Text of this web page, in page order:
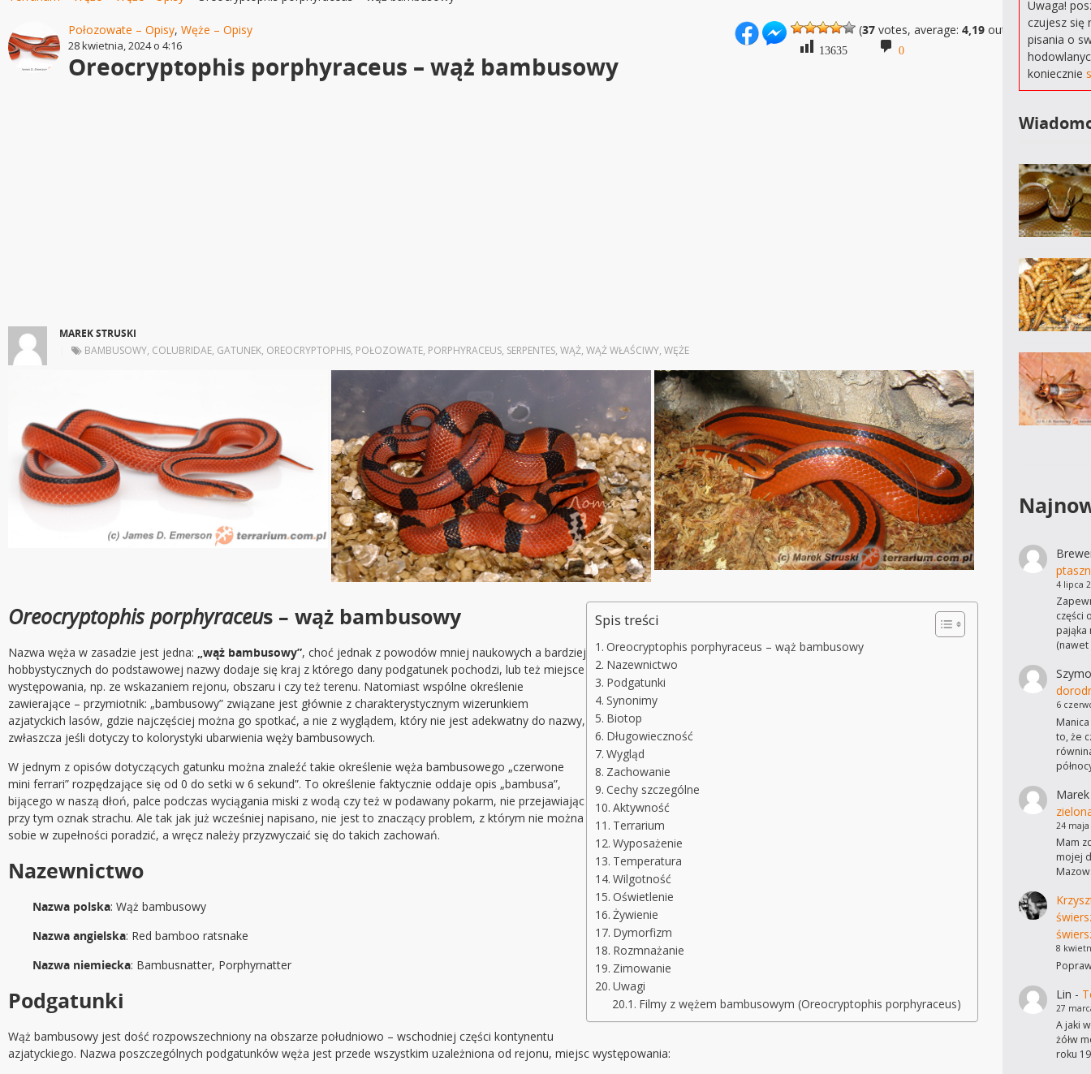
(37votes, average: 4,19out of 5)
13635 0
Połozowate – Opisy, Węże – Opisy
28 kwietnia, 2024 o 4:16
Oreocryptophis porphyraceus – wąż bambusowy
MAREK STRUSKI
BAMBUSOWY, COLUBRIDAE, GATUNEK, OREOCRYPTOPHIS, POŁOZOWATE, PORPHYRACEUS, SERPENTES, WĄŻ, WĄŻ WŁAŚCIWY, WĘŻE
Spis treści
Oreocryptophis porphyraceus – wąż bambusowy
Nazewnictwo
Podgatunki
Synonimy
Biotop
Długowieczność
Wygląd
Zachowanie
Cechy szczególne
Aktywność
Terrarium
Wyposażenie
Temperatura
Wilgotność
Oświetlenie
Żywienie
Dymorfizm
Rozmnażanie
Zimowanie
Uwagi
Filmy z wężem bambusowym (Oreocryptophis porphyraceus)
Oreocryptophis porphyraceus – wąż bambusowy
Nazwa węża w zasadzie jest jedna: „wąż bambusowy”, choć jednak z powodów mniej naukowych a bardziej
hobbystycznych do podstawowej nazwy dodaje się kraj z którego dany podgatunek pochodzi, lub też miejsce
występowania, np. ze wskazaniem rejonu, obszaru i czy też terenu. Natomiast wspólne określenie
zawierające – przymiotnik: „bambusowy” związane jest głównie z charakterystycznym wizerunkiem
azjatyckich lasów, gdzie najczęściej można go spotkać, a nie z wyglądem, który nie jest adekwatny do nazwy,
zwłaszcza jeśli dotyczy to kolorystyki ubarwienia węży bambusowych.
W jednym z opisów dotyczących gatunku można znaleźć takie określenie węża bambusowego „czerwone
mini ferrari” rozpędzające się od 0 do setki w 6 sekund”. To określenie faktycznie oddaje opis „bambusa”,
bijącego w naszą dłoń, palce podczas wyciągania miski z wodą czy też w podawany pokarm, nie przejawiając
przy tym oznak strachu. Ale tak jak już wcześniej napisano, nie jest to znaczący problem, z którym nie można
sobie w zupełności poradzić, a wręcz należy przyzwyczaić się do takich zachowań.
Nazewnictwo
Nazwa polska: Wąż bambusowy
Nazwa angielska: Red bamboo ratsnake
Nazwa niemiecka: Bambusnatter, Porphyrnatter
Podgatunki
Wąż bambusowy jest dość rozpowszechniony na obszarze południowo – wschodniej części kontynentu
azjatyckiego. Nazwa poszczególnych podgatunków węża jest przede wszystkim uzależniona od rejonu, miejsc występowania:
Uwaga!
czujesz się
pisania o
koniecznie
4 lipca
części
pająka
6
to, że
Marek
24 maja
Mam
mojej
8
Lin -
27
A jaki
żółw
roku